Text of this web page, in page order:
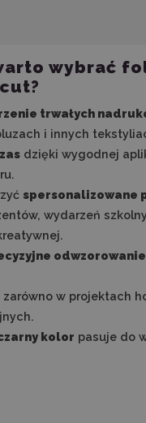
wybrać
trwałych
i innych
dzięki wygodnej
spersonalizowane
wydarzeń
zarówno w projektach
kolor pasuje do